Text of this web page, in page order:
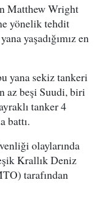
Matthew Wright
yönelik tehdit
yaşadığımız en
yana sekiz tankeri
az beşi Suudi, biri
tanker 4
battı.
olaylarında
Krallık Deniz
tarafından